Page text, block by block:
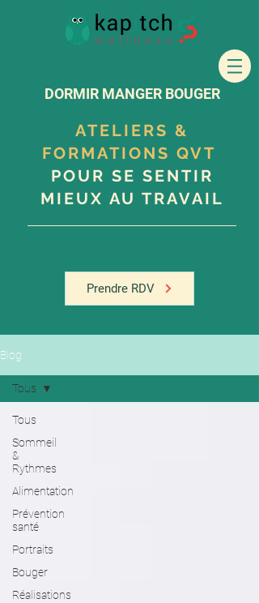
DORMIR MANGER BOUGER
ATELIERS &
FORMATIONS QVT
POUR SE SENTIR
MIEUX AU TRAVAIL
Prendre RDV
Blog
Tous
Sommeil
&
Rythmes
Alimentation
Prévention
santé
Portraits
Bouger
Réalisations
Tous